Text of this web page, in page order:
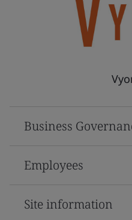
Business
Employees
Site information